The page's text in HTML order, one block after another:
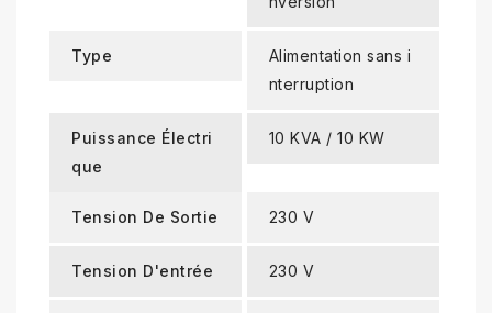
Type
Alimentation sans i
nterruption
Puissance Électri
Que
10 KVA / 10 KW
Tension De Sortie 230 V
Tension D'entrée 230 V